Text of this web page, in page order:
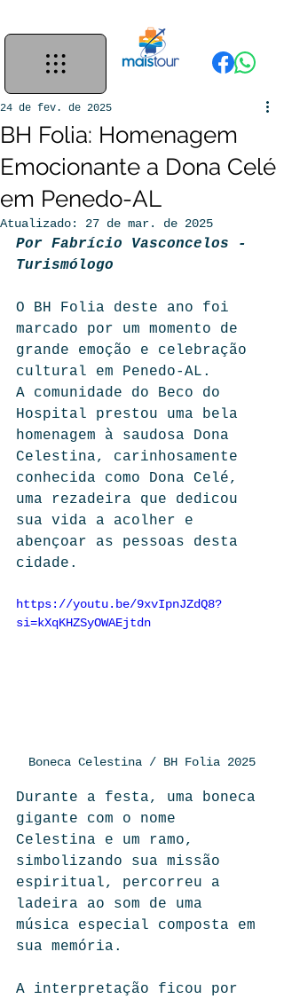
BH Folia: Homenagem
Emocionante a Dona Celé
em Penedo-AL
24 de fev. de 2025
Atualizado: 27 de mar. de 2025
Por Fabrício Vasconcelos -
Turismólogo
O BH Folia deste ano foi
marcado por um momento de
grande emoção e celebração
cultural em Penedo-AL.
A comunidade do Beco do
Hospital prestou uma bela
homenagem à saudosa Dona
Celestina, carinhosamente
conhecida como Dona Celé,
uma rezadeira que dedicou
sua vida a acolher e
abençoar as pessoas desta
cidade.
https://youtu.be/9xvIpnJZdQ8?
si=kXqKHZSyOWAEjtdn
Boneca Celestina / BH Folia 2025
Durante a festa, uma boneca
gigante com o nome
Celestina e um ramo,
simbolizando sua missão
espiritual, percorreu a
ladeira ao som de uma
música especial composta em
sua memória.
A interpretação ficou por